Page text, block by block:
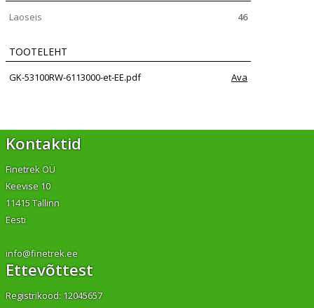
Laoseis 46
TOOTELEHT
GK-53100RW-6113000-et-EE.pdf Ava
Kontaktid
Finetrek OÜ
Keevise 10
11415 Tallinn
Eesti
info@finetrek.ee
Ettevõttest
Registrikood: 12045657